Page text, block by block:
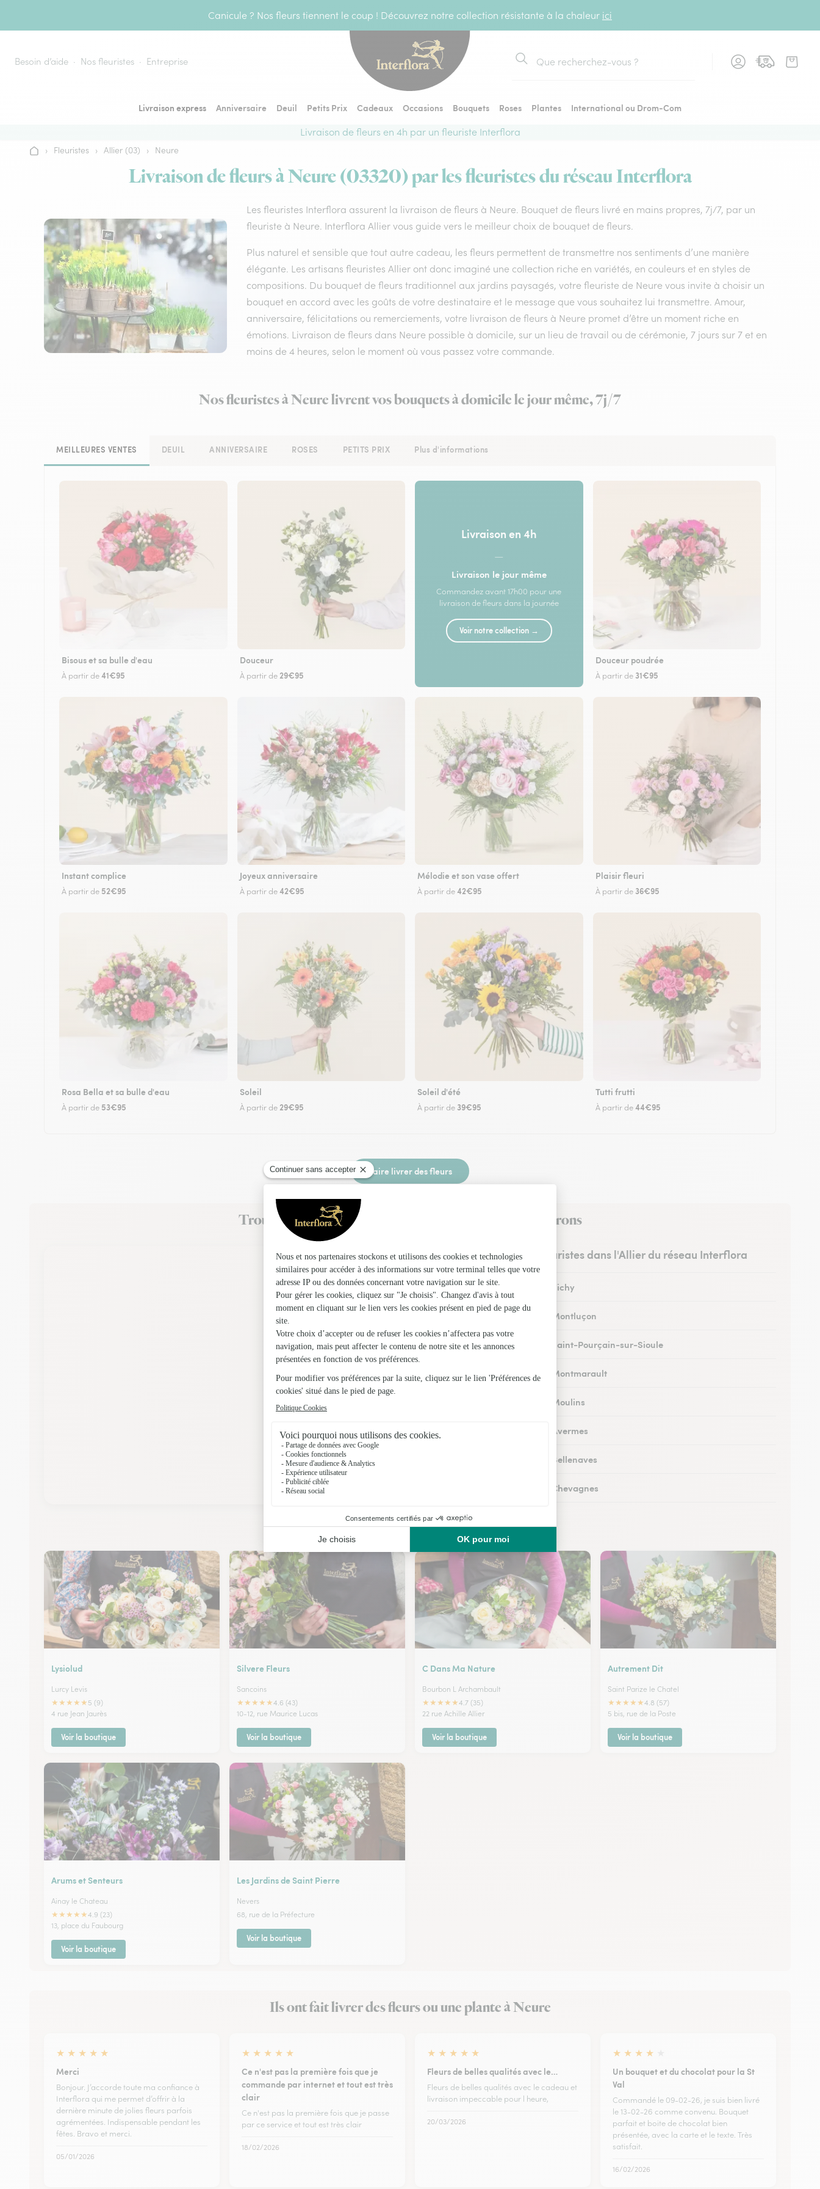
Canicule ? Nos fleurs tiennent le coup ! Découvrez notre collection résistante à la chaleur ici
Besoin d’aide Nos fleuristes Entreprise
Rechercher
Livraison express Anniversaire Deuil Petits Prix Cadeaux Occasions Bouquets Roses Plantes
International ou Drom-Com
Livraison de fleurs en 4h par un fleuriste Interflora
Accueil
› Fleuristes › Allier (03) › Neure
Livraison de fleurs à Neure (03320) par les fleuristes du réseau Interflora
Les fleuristes Interflora assurent la livraison de fleurs à Neure. Bouquet de fleurs livré en mains propres, 7j/7, par un
fleuriste à Neure. Interflora Allier vous guide vers le meilleur choix de bouquet de fleurs.
Plus naturel et sensible que tout autre cadeau, les fleurs permettent de transmettre nos sentiments d’une manière
élégante. Les artisans fleuristes Allier ont donc imaginé une collection riche en variétés, en couleurs et en styles de
compositions. Du bouquet de fleurs traditionnel aux jardins paysagés, votre fleuriste de Neure vous invite à choisir un
bouquet en accord avec les goûts de votre destinataire et le message que vous souhaitez lui transmettre. Amour,
anniversaire, félicitations ou remerciements, votre livraison de fleurs à Neure promet d’être un moment riche en
émotions. Livraison de fleurs dans Neure possible à domicile, sur un lieu de travail ou de cérémonie, 7 jours sur 7 et en
moins de 4 heures, selon le moment où vous passez votre commande.
Nos fleuristes à Neure livrent vos bouquets à domicile le jour même, 7j/7
MEILLEURES VENTES DEUIL ANNIVERSAIRE ROSES PETITS PRIX Plus d'informations
Bisous et sa bulle d'eau
À partir de41€95
Douceur
À partir de 29€95
Livraison en 4h
—
Livraison le jour même
Commandez avant 17h00 pour une
livraison de fleurs dans la journée
Voir notre collection →
Douceur poudrée
À partir de 31€95
Instant complice
À partir de 52€95
Joyeux anniversaire
À partir de42€95
Mélodie et son vase offert
À partir de42€95
Plaisir fleuri
À partir de 36€95
Rosa Bella et sa bulle d'eau
À partir de 53€95
Soleil
À partir de 29€95
Soleil d'été
À partir de 39€95
Tutti frutti
À partir de44€95
Faire livrer des fleurs
Trouvez un fleuriste Interflora à Neure et dans ses environs
Les fleuristes dans l'Allier du réseau Interflora
Fleuristes à Vichy
Fleuristes à Montluçon
Fleuristes à Saint-Pourçain-sur-Sioule
Fleuristes à Montmarault
Fleuristes à Moulins
Fleuristes à Avermes
Fleuristes à Bellenaves
Fleuristes à Chevagnes
Fleuristes à Lapalisse
Nos fleuristes à Neure
Lysiolud
Lurcy Levis
★★★★★ 5 (9)
4 rue Jean Jaurès
Voir la boutique
Silvere Fleurs
Sancoins
★★★★★4.6 (43)
10-12, rue Maurice Lucas
Voir la boutique
C Dans Ma Nature
Bourbon L Archambault
★★★★★4.7 (35)
22 rue Achille Allier
Voir la boutique
Autrement Dit
Saint Parize le Chatel
★★★★★4.8 (57)
5 bis, rue de la Poste
Voir la boutique
Arums et Senteurs
Ainay le Chateau
★★★★★4.9 (23)
13, place du Faubourg
Voir la boutique
Les Jardins de Saint Pierre
Nevers
68, rue de la Préfecture
Voir la boutique
Ils ont fait livrer des fleurs ou une plante à Neure
★ ★ ★ ★ ★
Merci
Bonjour. J’accorde toute ma confiance à
Interflora qui me permet d’offrir à la
dernière minute de jolies fleurs parfois
agrémentées. Indispensable pendant les
fêtes. Bravo et merci.
05/01/2026
★ ★ ★ ★ ★
Ce n'est pas la première fois que je
commande par internet et tout est très
clair
Ce n'est pas la première fois que je passe
par ce service et tout est très clair
18/02/2026
★ ★ ★ ★ ★
Fleurs de belles qualités avec le…
Fleurs de belles qualités avec le cadeau et
livraison impeccable pour l heure,
20/03/2026
★ ★ ★ ★
Un bouquet et du chocolat pour la St
Val
Commandé le 09-02-26, je suis bien livré
le 13-02-26 comme convenu. Bouquet
parfait et boite de chocolat bien
présentée, avec la carte et le texte. Très
satisfait.
16/02/2026